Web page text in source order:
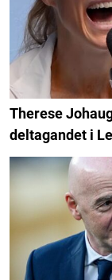
Therese
deltagandet i